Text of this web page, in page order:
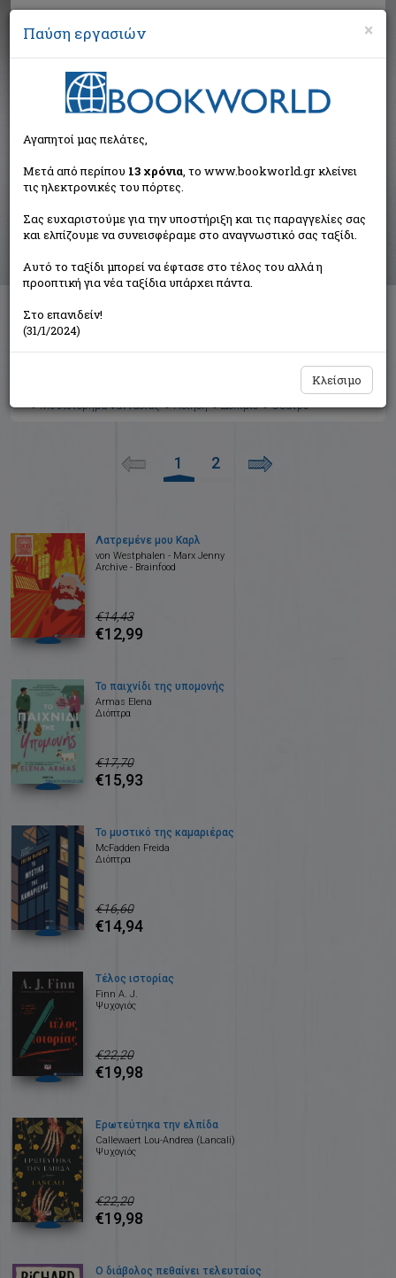
Αναζήτηση
Βιβλία στην κατηγορία
Λογοτεχνία Μεταφρασμένη λογοτεχνία
Διαθέσιμες υποκατηγορίες
Μυθιστόρημα Φαντασίας
Ποίηση Δοκίμιο Θέατρο
1 2
Λατρεμένε μου Καρλ
von Westphalen - Marx Jenny
Archive - Brainfood
€14,43
€12,99
Το παιχνίδι της υπομονής
Armas Elena
Διόπτρα
€17,70
€15,93
Το μυστικό της καμαριέρας
McFadden Freida
Διόπτρα
€16,60
€14,94
Τέλος ιστορίας
Finn A. J.
Ψυχογιός
€22,20
€19,98
Ερωτεύτηκα την ελπίδα
Callewaert Lou-Andrea (Lancali)
Ψυχογιός
€22,20
€19,98
Ο διάβολος πεθαίνει τελευταίος
×
Παύση εργασιών
Αγαπητοί μας πελάτες,
Μετά από περίπου 13 χρόνια, το www.bookworld.gr κλείνει
τις ηλεκτρονικές του πόρτες.
Σας ευχαριστούμε για την υποστήριξη και τις παραγγελίες σας
και ελπίζουμε να συνεισφέραμε στο αναγνωστικό σας ταξίδι.
Αυτό το ταξίδι μπορεί να έφτασε στο τέλος του αλλά η
προοπτική για νέα ταξίδια υπάρχει πάντα.
Στο επανιδείν!
(31/1/2024)
Κλείσιμο